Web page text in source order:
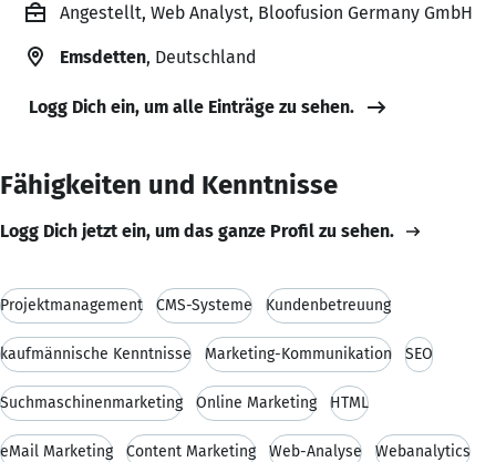
Angestellt, Web Analyst, Bloofusion Germany GmbH
Emsdetten, Deutschland
Logg Dich ein, um alle Einträge zu sehen.
Fähigkeiten und Kenntnisse
Logg Dich jetzt ein, um das ganze Profil zu sehen.
Projektmanagement CMS-Systeme Kundenbetreuung
kaufmännische Kenntnisse Marketing-Kommunikation SEO
Suchmaschinenmarketing Online Marketing HTML
eMail Marketing Content Marketing Web-Analyse Webanalytics